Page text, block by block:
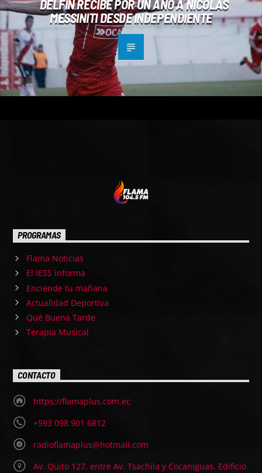
DELFÍN RECIBE POR UN AÑO A NICOLÁS
MESSINITI DESDE INDEPENDIENTE
PROGRAMAS
Flama Noticias
El IESS informa
Enciende tu mañana
Actualidad Deportiva
Qué Buena Tarde
Terapia Musical
CONTACTO
https://flamaplus.com.ec
+593 098 901 6812
radioflamaplus@hotmail.com
Av. Quito 127, entre Av. Tsachila y Cocaniguas. Edificio